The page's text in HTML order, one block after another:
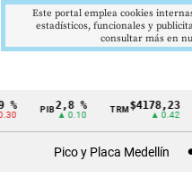
Cintillo
PIB2,8 %
▲ 0.10
TRM$4178,23
▲ 0.42
Pico y Placa Medellín
Este portal emplea cookies
estadísticos, funcionales y
consultar más en